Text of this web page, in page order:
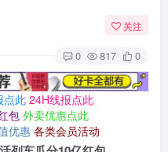
关注
0 817 0
点此 24H线报点此
包外卖优惠点此
优惠 各类会员活动